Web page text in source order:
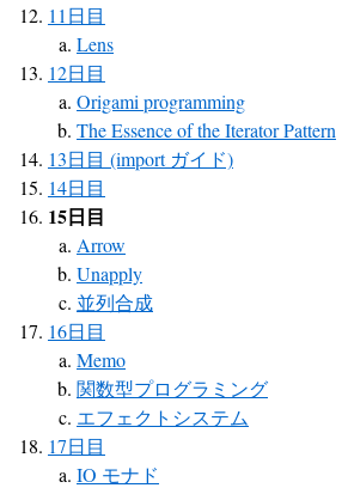
11日目
Lens
12日目
Origami programming
The Essence of the Iterator Pattern
13日目 (import ガイド)
14日目
15日目
Arrow
Unapply
並列合成
16日目
Memo
関数型プログラミング
エフェクトシステム
17日目
IO モナド